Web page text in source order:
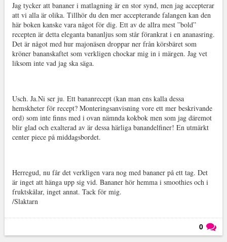
Jag tycker att bananer i matlagning är en stor synd, men jag accepterar
att vi alla är olika. Tillhör du den mer accepterande falangen kan den
här boken kanske vara något för dig. Ett av de allra mest ”bold”
recepten är detta eleganta bananljus som står förankrat i en ananasring.
Det är något med hur majonäsen droppar ner från körsbäret som
kröner bananskaftet som verkligen chockar mig in i märgen. Jag vet
liksom inte vad jag ska säga.
Usch. Ja.Ni ser ju. Ett bananrecept (kan man ens kalla dessa
hemskheter för recept? Monteringsanvisning vore ett mer beskrivande
ord) som inte finns med i ovan nämnda kokbok men som jag däremot
blir glad och exalterad av är dessa härliga banandelfiner! En utmärkt
center piece på middagsbordet.
Herregud, nu får det verkligen vara nog med bananer på ett tag. Det
är inget att hänga upp sig vid. Bananer hör hemma i smoothies och i
fruktskålar, inget annat. Tack för mig.
/Slaktarn
0